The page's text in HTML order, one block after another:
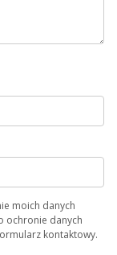
moich danych
ochronie danych
kontaktowy.